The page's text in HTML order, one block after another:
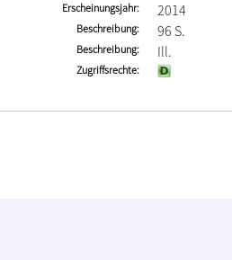
Erscheinungsjahr 2014
Beschreibung 96 S.
Beschreibung Ill.
Zugriffsrechte